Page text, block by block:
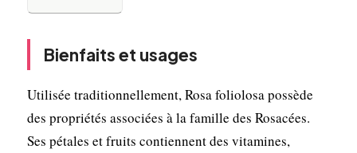
Bienfaits et usages
Utilisée traditionnellement, Rosa foliolosa possède
des propriétés associées à la famille des Rosacées.
Ses pétales et fruits contiennent des vitamines,